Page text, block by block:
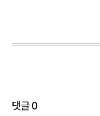
댓글0